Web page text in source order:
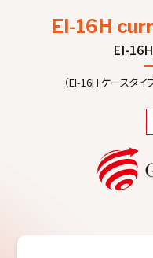
EI-16H
EI-
（EI-16H ケースタイ